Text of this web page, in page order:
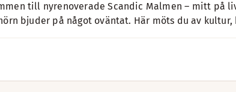
till nyrenoverade Scandic Malmen – mitt på
bjuder på något oväntat. Här möts du av